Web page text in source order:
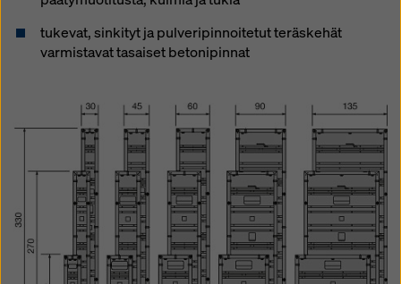
tukevat, sinkityt ja pulveripinnoitetut teräskehät
varmistavat tasaiset betonipinnat